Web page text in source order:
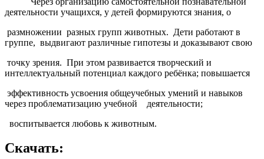
деятельности учащихся, у детей формируются знания, о
размножении разных групп животных. Дети работают в
группе, выдвигают различные гипотезы и доказывают свою
точку зрения. При этом развивается творческий и
интеллектуальный потенциал каждого ребёнка; повышается
эффективность усвоения общеучебных умений и навыков
через проблематизацию учебной деятельности;
воспитывается любовь к животным.
Скачать: